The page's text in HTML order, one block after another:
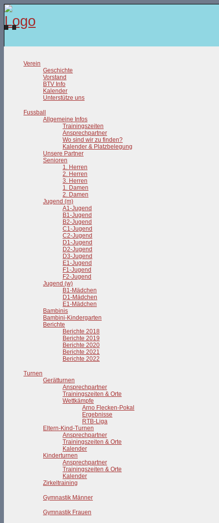
Verein
Geschichte
Vorstand
BTV Info
Kalender
Unterstütze uns
Fussball
Allgemeine Infos
Trainingszeiten
Ansprechpartner
Wo sind wir zu finden?
Kalender & Platzbelegung
Unsere Partner
Senioren
1. Herren
2. Herren
3. Herren
1. Damen
2. Damen
Jugend (m)
A1-Jugend
B1-Jugend
B2-Jugend
C1-Jugend
C2-Jugend
D1-Jugend
D2-Jugend
D3-Jugend
E1-Jugend
F1-Jugend
F2-Jugend
Jugend (w)
B1-Mädchen
D1-Mädchen
E1-Mädchen
Bambinis
Bambini-Kindergarten
Berichte
Berichte 2018
Berichte 2019
Berichte 2020
Berichte 2021
Berichte 2022
Turnen
Gerätturnen
Ansprechpartner
Trainingszeiten & Orte
Wettkämpfe
Arno Flecken-Pokal
Ergebnisse
RTB-Liga
Eltern-Kind-Turnen
Ansprechpartner
Trainingszeiten & Orte
Kalender
Kinderturnen
Ansprechpartner
Trainingszeiten & Orte
Kalender
Zirkeltraining
Gymnastik Männer
Gymnastik Frauen